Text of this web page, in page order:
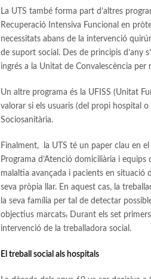
La UTS també forma part d’altres
Recuperació Intensiva Funcional en
necessitats abans de la intervenció
de suport social. Des de principis d’any
ingrés a la Unitat de Convalescència per
Un altre programa és la UFISS (Unitat
valorar si els usuaris (del propi hospital
Sociosanitària.
Finalment, la UTS té un paper clau en
Programa d’Atenció domiciliària i
malaltia avançada i pacients en situació
seva pròpia llar. En aquest cas, la
la seva família per tal de detectar
objectius marcats. Durant els set
intervenció de la treballadora social.
El treball social als hospitals